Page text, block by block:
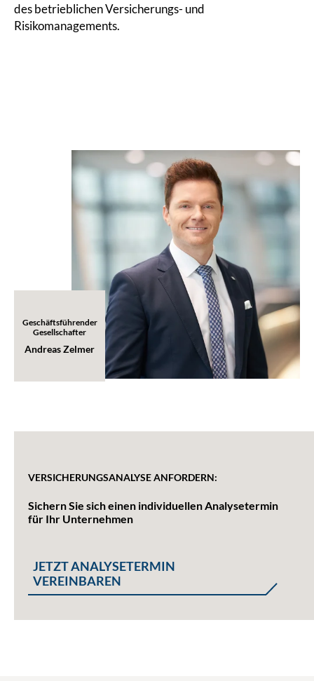
des betrieblichen Versicherungs- und
Risikomanagements.
Geschäftsführender
Gesellschafter
Andreas Zelmer
VERSICHERUNGSANALYSE ANFORDERN:
Sichern Sie sich einen individuellen Analysetermin
für Ihr Unternehmen
JETZT ANALYSETERMIN
VEREINBAREN